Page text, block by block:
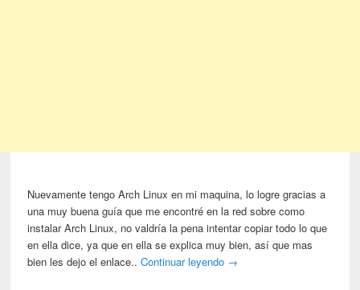
Nuevamente tengo Arch Linux en mi maquina, lo logre gracias a
una muy buena guía que me encontré en la red sobre como
instalar Arch Linux, no valdría la pena intentar copiar todo lo que
en ella dice, ya que en ella se explica muy bien, así que mas
bien les dejo el enlace..Continuar leyendo →